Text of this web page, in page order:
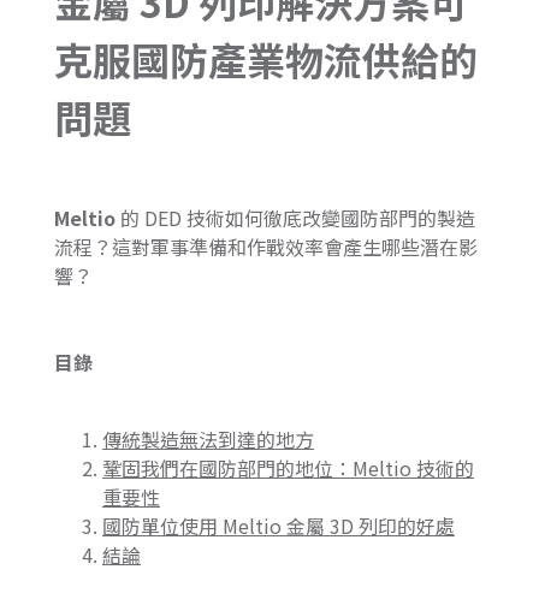
克服國防產業物流供給的
問題
Meltio 的 DED 技術如何徹底改變國防部門的製造
流程？這對軍事準備和作戰效率會產生哪些潛在影
響？
目錄
傳統製造無法到達的地方
鞏固我們在國防部門的地位：Meltio 技術的
重要性
國防單位使用 Meltio 金屬 3D 列印的好處
結論